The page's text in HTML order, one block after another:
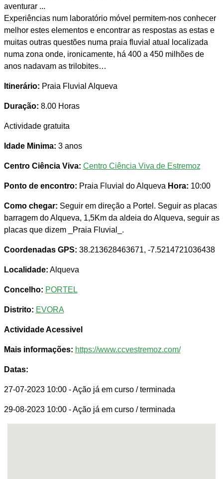
aventurar ...
Experiências num laboratório móvel permitem-nos conhecer
melhor estes elementos e encontrar as respostas as estas e
muitas outras questões numa praia fluvial atual localizada
numa zona onde, ironicamente, há 400 a 450 milhões de
anos nadavam as trilobites…
Itinerário: Praia Fluvial Alqueva
Duração: 8.00 Horas
Actividade gratuita
Idade Minima: 3 anos
Centro Ciência Viva: Centro Ciência Viva de Estremoz
Ponto de encontro: Praia Fluvial do Alqueva Hora: 10:00
Como chegar: Seguir em direção a Portel. Seguir as placas
barragem do Alqueva, 1,5Km da aldeia do Alqueva, seguir as
placas que dizem _Praia Fluvial_.
Coordenadas GPS: 38.213628463671, -7.5214721036438
Localidade: Alqueva
Concelho: PORTEL
Distrito: EVORA
Actividade Acessivel
Mais informações: https://www.ccvestremoz.com/
Datas:
27-07-2023 10:00 - Ação já em curso / terminada
29-08-2023 10:00 - Ação já em curso / terminada